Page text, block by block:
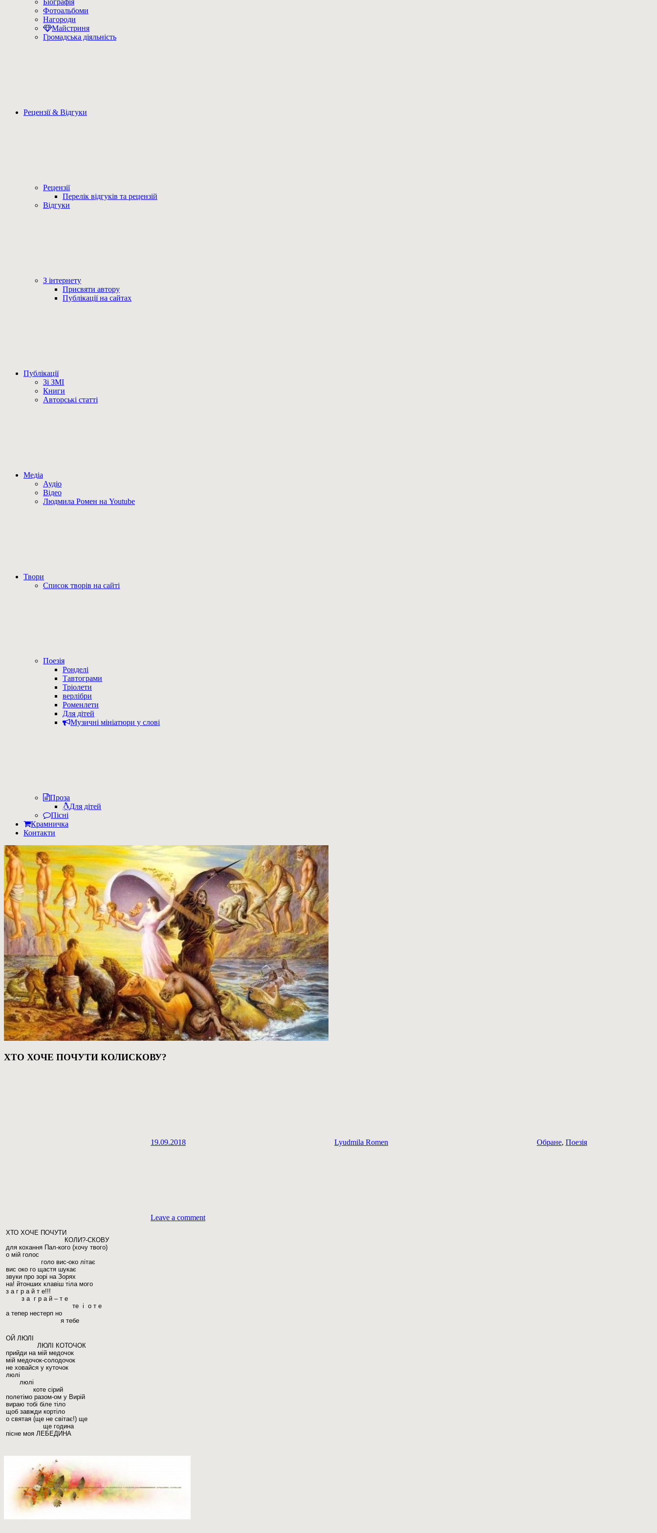
Біографія
Фотоальбоми
Нагороди
Майстриня
Громадська діяльність
Рецензії & Відгуки
Рецензії
Перелік відгуків та рецензій
Відгуки
З інтернету
Присвяти автору
Публікації на сайтах
Публікації
Зі ЗМІ
Книги
Авторські статті
Медіа
Аудіо
Відео
Людмила Ромен на Youtube
Твори
Список творів на сайті
Поезія
Ронделі
Тавтограми
Тріолети
верлібри
Роменлети
Для дітей
Музичні мініатюри у слові
Проза
Для дітей
Пісні
Крамничка
Контакти
ХТО ХОЧЕ ПОЧУТИ КОЛИСКОВУ?
19.09.2018 Lyudmila Romen Обране, Поезія
Leave a comment
ХТО ХОЧЕ ПОЧУТИ
КОЛИ?-СКОВУ
для кохання Пал-кого (хочу твого)
о мій голос
голо вис-око літає
вис око го щастя шукає
звуки про зорі на Зорях
на! йтонших клавіш тіла мого
з а г р а й т е!!!
з а г р а й – т е
те і о т е
а тепер нестерп но
я тебе
ОЙ ЛЮЛІ
ЛЮЛІ КОТОЧОК
прийди на мій медочок
мій медочок-солодочок
не ховайся у куточок
люлі
люлі
коте сірий
полетімо разом-ом у Вирій
вираю тобі біле тіло
щоб завжди кортіло
о святая (ще не світає!) ще
ще година
пісне моя ЛЕБЕДИНА